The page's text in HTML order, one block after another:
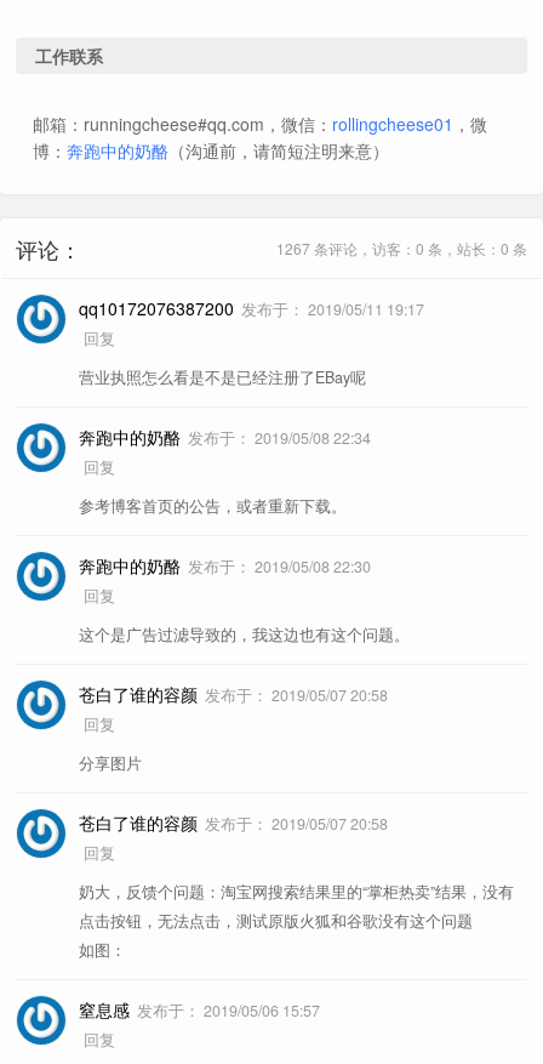
工作联系
邮箱：runningcheese#qq.com，微信： rollingcheese01 ，微
博： 奔跑中的奶酪 （沟通前，请简短注明来意）
评论： 1267 条评论，访客：0 条，站长：0 条
qq10172076387200 发布于： 2019/05/11 19:17
回复
营业执照怎么看是不是已经注册了EBay呢
奔跑中的奶酪 发布于： 2019/05/08 22:34
回复
参考博客首页的公告，或者重新下载。
奔跑中的奶酪 发布于： 2019/05/08 22:30
回复
这个是广告过滤导致的，我这边也有这个问题。
苍白了谁的容颜 发布于： 2019/05/07 20:58
回复
分享图片
苍白了谁的容颜 发布于： 2019/05/07 20:58
回复
奶大，反馈个问题：淘宝网搜索结果里的“掌柜热卖”结果，没有
点击按钮，无法点击，测试原版火狐和谷歌没有这个问题
如图：
窒息感 发布于： 2019/05/06 15:57
回复